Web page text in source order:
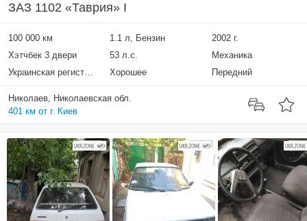
ЗАЗ 1102 «Таврия» I
100 000 км 1.1 л, Бензин
2002 г.
Хэтчбек 3 двери
53 л.с.
Механика
Украинская регистрация
Хорошее Передний
Николаев, Николаевская обл.
401 км от г. Киев